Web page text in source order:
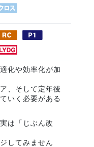
化や効率化が加
、そして定年後
いく必要がある
は「じぶん改
してみません